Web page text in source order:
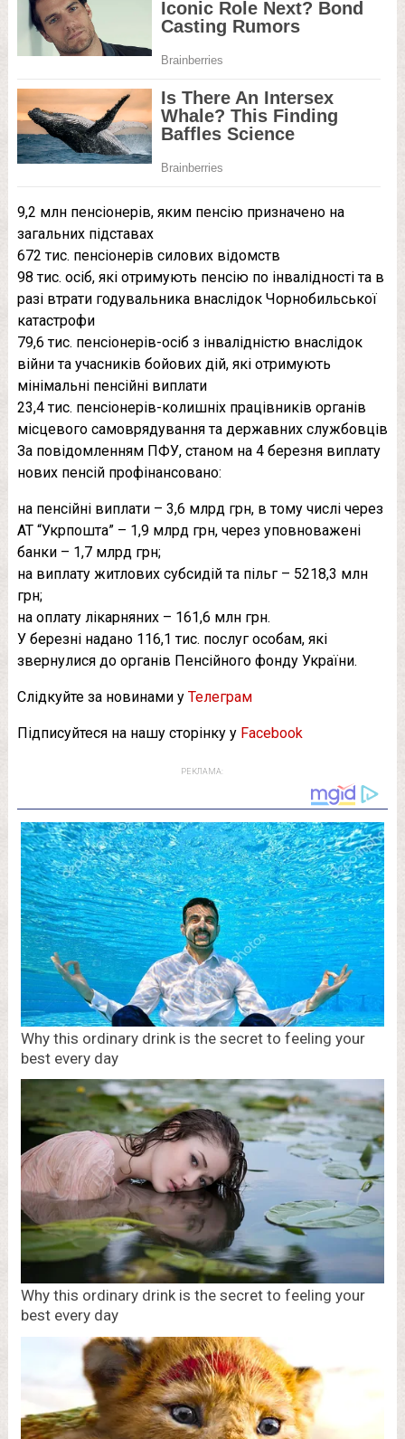
9,2 млн пенсіонерів, яким пенсію призначено на
загальних підставах
672 тис. пенсіонерів силових відомств
98 тис. осіб, які отримують пенсію по інвалідності та в
разі втрати годувальника внаслідок Чорнобильської
катастрофи
79,6 тис. пенсіонерів-осіб з інвалідністю внаслідок
війни та учасників бойових дій, які отримують
мінімальні пенсійні виплати
23,4 тис. пенсіонерів-колишніх працівників органів
місцевого самоврядування та державних службовців
За повідомленням ПФУ, станом на 4 березня виплату
нових пенсій профінансовано:
на пенсійні виплати – 3,6 млрд грн, в тому числі через
АТ “Укрпошта” – 1,9 млрд грн, через уповноважені
банки – 1,7 млрд грн;
на виплату житлових субсидій та пільг – 5218,3 млн
грн;
на оплату лікарняних – 161,6 млн грн.
У березні надано 116,1 тис. послуг особам, які
звернулися до органів Пенсійного фонду України.
Слідкуйте за новинами у Телеграм
Підписуйтеся на нашу сторінку у Facebook
РЕКЛАМА: